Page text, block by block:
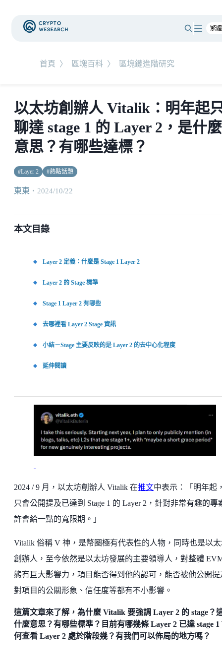
首頁 〉 區塊百科 〉 區塊鏈進階研究
以太坊創辦人 Vitalik：明年起
聊達 stage 1 的 Layer 2，是什麼
意思？有哪些達標？
#Layer 2 #熱點話題
東東 ・ 2024/10/22
本文目錄
Layer 2 定義：什麼是 Stage 1 Layer 2
Layer 2 的 Stage 標準
Stage 1 Layer 2 有哪些
去哪裡看 Layer 2 Stage 資訊
小結－Stage 主要反映的是 Layer 2 的去中心化程度
延伸閱讀
2024 / 9 月，以太坊創辦人 Vitalik 在推文中表示：「明年起
只會公開提及已達到 Stage 1 的 Layer 2，針對非常有趣的專
許會給一點的寬限期。」
Vitalik 俗稱 V 神，是幣圈極有代表性的人物，同時也是以
創辦人，至今依然是以太坊發展的主要領導人，對整體
態有巨大影響力，項目能否得到他的認可，能否被他公開提
對項目的公關形象、信任度等都有不小影響。
這篇文章來了解，為什麼 Vitalik 要強調 Layer 2 的 stage？
什麼意思？有哪些標準？目前有哪幾條 Layer 2 已達 stage 1
何查看 Layer 2 處於階段幾？有我們可以佈局的地方嗎？